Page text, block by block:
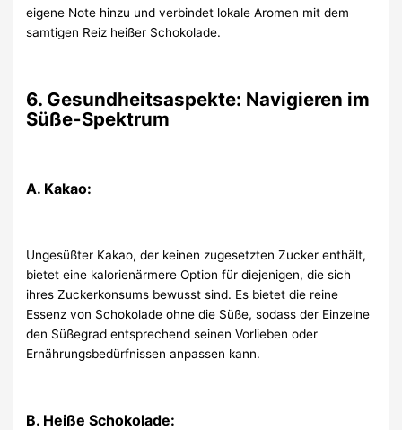
eigene Note hinzu und verbindet lokale Aromen mit dem
samtigen Reiz heißer Schokolade.
6. Gesundheitsaspekte: Navigieren im
Süße-Spektrum
A. Kakao:
Ungesüßter Kakao, der keinen zugesetzten Zucker enthält,
bietet eine kalorienärmere Option für diejenigen, die sich
ihres Zuckerkonsums bewusst sind. Es bietet die reine
Essenz von Schokolade ohne die Süße, sodass der Einzelne
den Süßegrad entsprechend seinen Vorlieben oder
Ernährungsbedürfnissen anpassen kann.
B. Heiße Schokolade: